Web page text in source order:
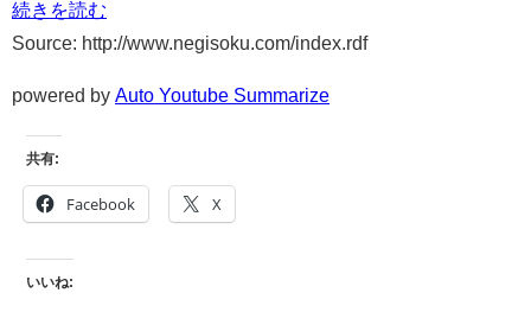
続きを読む
Source: http://www.negisoku.com/index.rdf
powered by Auto Youtube Summarize
共有:
Facebook X
いいね: